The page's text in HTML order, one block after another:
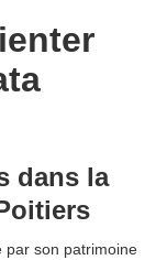
dans la
par son patrimoine